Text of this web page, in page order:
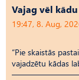
Vajag vēl
19:47, 8. Aug,
“Pie skaistās
vajadzētu kādas